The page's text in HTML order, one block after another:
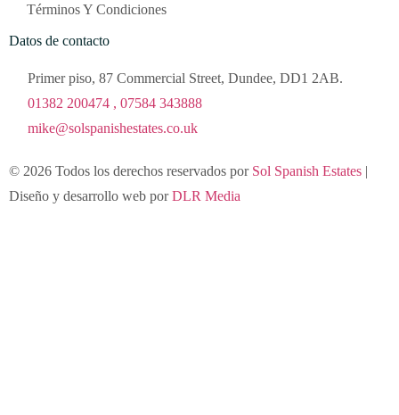
Términos Y Condiciones
Datos de contacto
Primer piso, 87 Commercial Street, Dundee, DD1 2AB.
01382 200474 , 07584 343888
mike@solspanishestates.co.uk
© 2026 Todos los derechos reservados por Sol Spanish Estates |
Diseño y desarrollo web porDLR Media